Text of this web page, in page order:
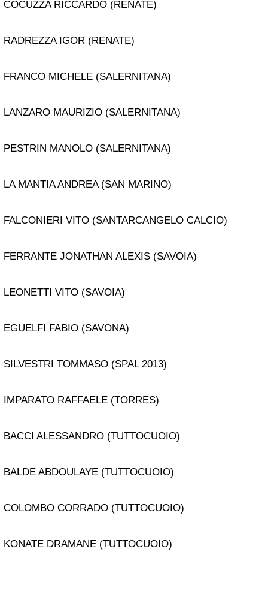
COCUZZA RICCARDO (RENATE)
RADREZZA IGOR (RENATE)
FRANCO MICHELE (SALERNITANA)
LANZARO MAURIZIO (SALERNITANA)
PESTRIN MANOLO (SALERNITANA)
LA MANTIA ANDREA (SAN MARINO)
FALCONIERI VITO (SANTARCANGELO CALCIO)
FERRANTE JONATHAN ALEXIS (SAVOIA)
LEONETTI VITO (SAVOIA)
EGUELFI FABIO (SAVONA)
SILVESTRI TOMMASO (SPAL 2013)
IMPARATO RAFFAELE (TORRES)
BACCI ALESSANDRO (TUTTOCUOIO)
BALDE ABDOULAYE (TUTTOCUOIO)
COLOMBO CORRADO (TUTTOCUOIO)
KONATE DRAMANE (TUTTOCUOIO)